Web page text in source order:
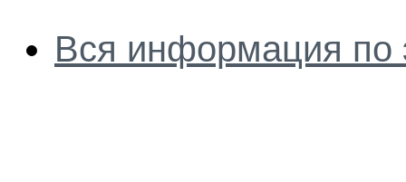
Вся информация по